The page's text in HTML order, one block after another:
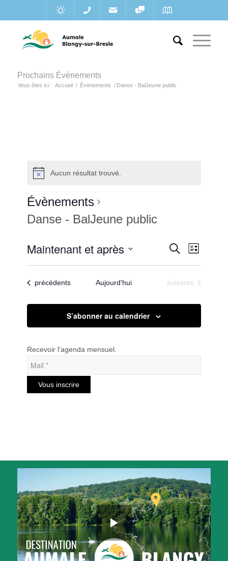
Prochains Évènements
Vous êtes ici : Accueil / Évènements / Danse - BalJeune public
Aucun résultat trouvé.
Évènements
Danse - BalJeune public
et
vues
Recherche
vues
Liste
Maintenant et après
date.Évènements
précédents Aujourd'hui Évènements
suivants
S’abonner au calendrier
Recevoir l’agenda mensuel.